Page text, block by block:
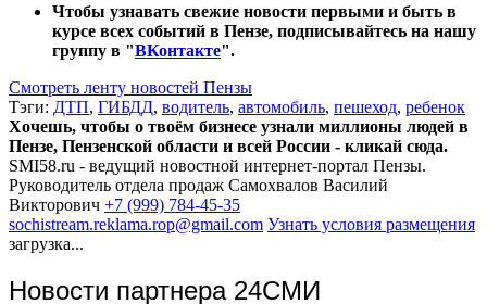
Чтобы узнавать свежие новости первыми и быть в
курсе всех событий в Пензе, подписывайтесь на нашу
группу в "ВКонтакте".
Смотреть ленту новостей Пензы
Тэги: ДТП, ГИБДД, водитель, автомобиль, пешеход, ребенок
Хочешь, чтобы о твоём бизнесе узнали миллионы людей в
Пензе, Пензенской области и всей России - кликай сюда.
SMI58.ru - ведущий новостной интернет-портал Пензы.
Руководитель отдела продаж Самохвалов Василий
Викторович +7 (999) 784-45-35
sochistream.reklama.rop@gmail.com Узнать условия размещения
загрузка...
Новости партнера 24СМИ